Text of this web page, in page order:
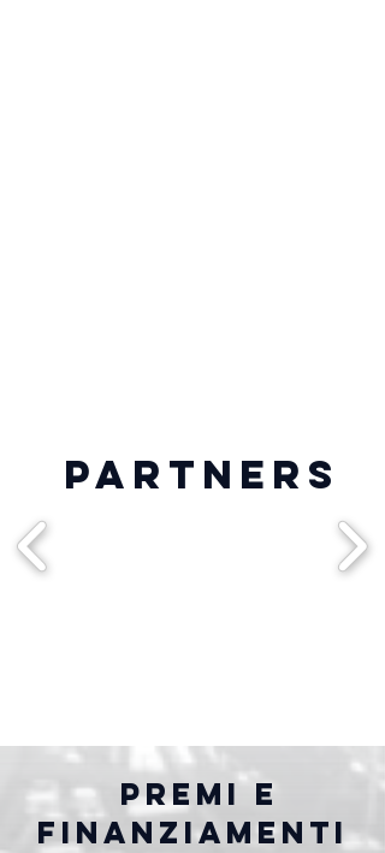
PARTNERS
PREMI E
FINANZIAMENTI